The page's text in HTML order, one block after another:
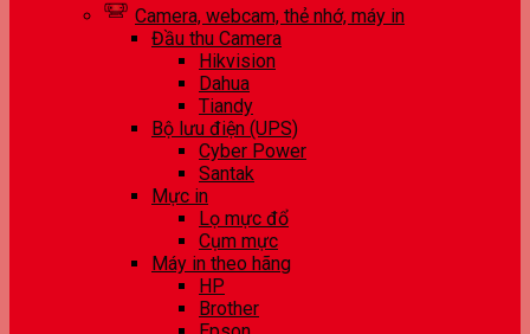
Camera, webcam, thẻ nhớ, máy in
Đầu thu Camera
Hikvision
Dahua
Tiandy
Bộ lưu điện (UPS)
Cyber Power
Santak
Mực in
Lọ mực đổ
Cụm mực
Máy in theo hãng
HP
Brother